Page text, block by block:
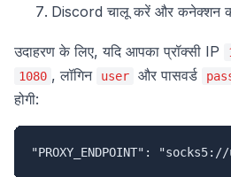
Discord चालू करें और कनेक्शन
उदाहरण के लिए, यदि आपका प्रॉक्सी IP
1080 , लॉगिन user और पासवर्ड
होगी:
"PROXY_ENDPOINT":